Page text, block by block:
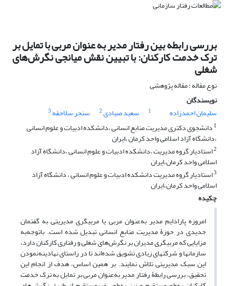
بررسی رابطه بین رفتار مدیر به عنوان مربی با تمایل بر
ترک خدمت کارکنان: با تبیین نقش میانجی نگرش‌های
شغلی
نوع مقاله : مقاله پژوهشی
نویسندگان
سلیمان احمدزاده
1 سعید صیادی2 سنجر سلاجقه 3
1 دانشجوی دکتری مدیریت منابع انسانی ،دانشکده ادبیات و علوم انسانی
،دانشگاه آزاد اسلامی واحد کرمان ،ایران
2استادیار گروه مدیریت ،دانشکده ادبیات و علوم انسانی ،دانشگاه آزاد
اسلامی واحد کرمان،ایران
3استادیار گروه مدیریت دانشکده ادبیات و علوم انسانی ، دانشگاه آزاد
اسلامی واحد کرمان،ایران
چکیده
امروزه پارادایم مدیر به‌عنوان مربی یا مربیگری مدیریتی به گفتمان
جدیدی در حوزۀ مدیریت منابع انسانی تبدیل شده است. باتوجه‌به
مزایایی که مربیگری مدیران بر نگرش‌های شغلی و رفتاری کارکنان دارد،
سازمان­ها و شرکت­های زیادی تشویق شده‌اند تا در راستای نهادینه‌نمودن
این سبک مدیریتی تلاش نمایند. بر همین اساس، هدف از انجام این
تحقیق، بررسی رابطۀ رفتار مدیر به‌عنوان مربی بر تمایل به ترک خدمت